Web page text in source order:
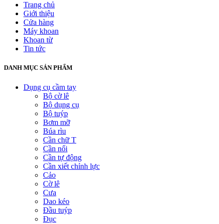
Trang chủ
Giới thiệu
Cửa hàng
Máy khoan
Khoan từ
Tin tức
DANH MỤC SẢN PHẨM
Dụng cụ cầm tay
Bộ cờ lê
Bộ dụng cụ
Bộ tuýp
Bơm mỡ
Búa rìu
Cần chữ T
Cần nối
Cần tự động
Cần xiết chỉnh lực
Cảo
Cờ lê
Cưa
Dao kéo
Đầu tuýp
Đục